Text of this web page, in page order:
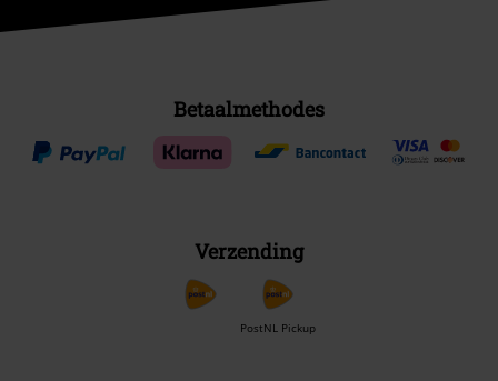
Betaalmethodes
Verzending
PostNL Pickup